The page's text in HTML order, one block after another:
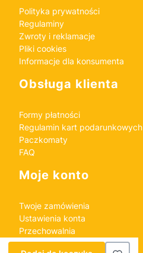
Polityka prywatności
Regulaminy
Zwroty i reklamacje
Pliki cookies
Informacje dla konsumenta
Obsługa klienta
Formy płatności
Regulamin kart podarunkowych
Paczkomaty
FAQ
Moje konto
Twoje zamówienia
Ustawienia konta
Przechowalnia